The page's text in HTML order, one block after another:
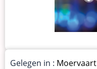
Gelegen in : Moervaart